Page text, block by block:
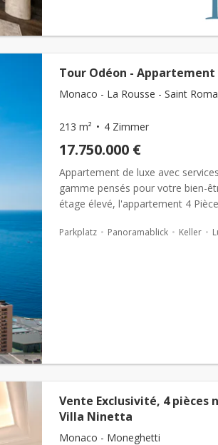
Tour Odéon - Appartement
Monaco - La Rousse - Saint
213 m² 4 Zimmer
17.750.000 €
Appartement de luxe avec
gamme pensés pour votre bien-
étage élevé, l'appartement 4
Parkplatz Panoramablick Keller
Vente Exclusivité, 4 pièces
Villa Ninetta
Monaco - Moneghetti